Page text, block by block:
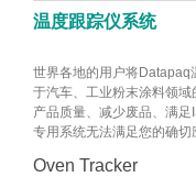
温度跟踪仪系统
世界各地的用户将Datapaq
于汽车、工业粉末涂料领
产品质量、减少废品、满
专用系统无法满足您的确
Q18和Tpaq 21 数据记录器
Oven Tracker